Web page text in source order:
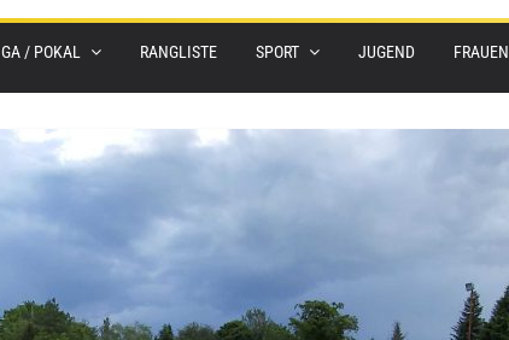
/ POKAL RANGLISTE SPORT JUGEND FRAUEN